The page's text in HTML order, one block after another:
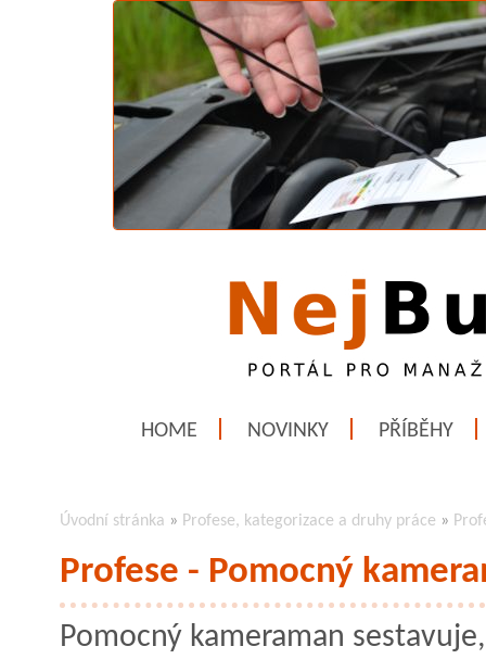
HOME NOVINKY PŘÍBĚHY
Úvodní stránka » Profese, kategorizace a druhy práce »
Profese - Pomocný
Pomocný kameraman sestavuje,